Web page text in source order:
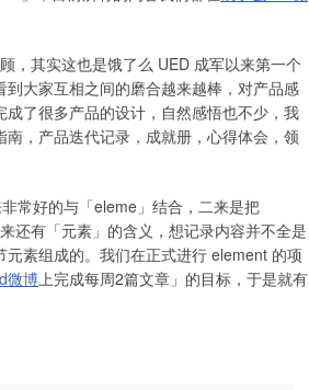
，其实这也是饿了么 UED 成军以来第一个
大家互相之间的磨合越来越棒，对产品感
了很多产品的设计，自然感悟也不少，我
，产品迭代记录，成就册，心得体会，领
常好的与「eleme」结合，二来是把
还有「元素」的含义，想记录内容并不全是
素组成的。我们在正式进行 element 的项
微博上完成每周2篇文章」的目标，于是就有